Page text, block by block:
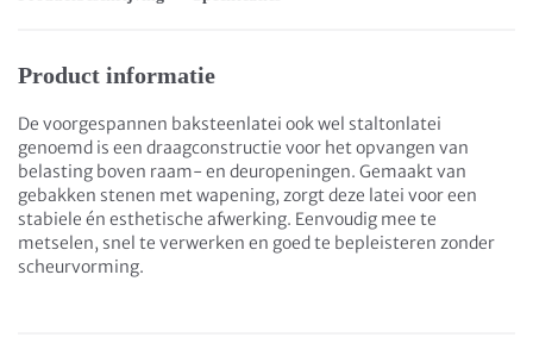
Product informatie
De voorgespannen baksteenlatei ook wel staltonlatei
genoemd is een draagconstructie voor het opvangen van
belasting boven raam- en deuropeningen. Gemaakt van
gebakken stenen met wapening, zorgt deze latei voor een
stabiele én esthetische afwerking. Eenvoudig mee te
metselen, snel te verwerken en goed te bepleisteren zonder
scheurvorming.